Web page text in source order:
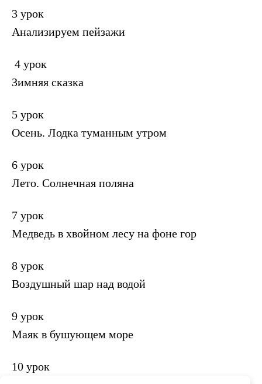
3 урок
Анализируем пейзажи
4 урок
Зимняя сказка
5 урок
Осень. Лодка туманным утром
6 урок
Лето. Солнечная поляна
7 урок
Медведь в хвойном лесу на фоне гор
8 урок
Воздушный шар над водой
9 урок
Маяк в бушующем море
10 урок